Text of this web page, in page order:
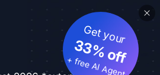
Get your
33% off
+ free AI Agent